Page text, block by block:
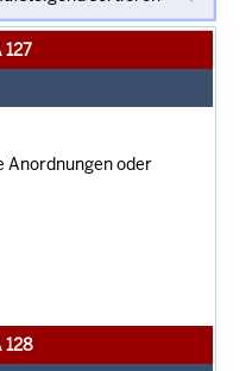
127
oder
128